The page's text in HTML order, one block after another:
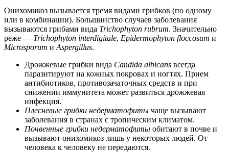
Онихомикоз вызывается тремя видами грибков (по одному
или в комбинации). Большинство случаев заболевания
вызываются грибами вида Trichophyton rubrum. Значительно
реже — Trichophyton interdigitale, Epidermophyton floccosum и
Microsporum и Aspergillus.
Дрожжевые грибки вида Candida albicans всегда
паразитируют на кожных покровах и ногтях. Прием
антибиотиков, противозачаточных средств и при
снижении иммунитета может развиться дрожжевая
инфекция.
Плесневые грибки недерматофиты чаще вызывают
заболевания в странах с тропическим климатом.
Почвенные грибки недерматофиты обитают в почве и
вызывают онихомикоз лишь у некоторых людей. От
человека к человеку не передаются.